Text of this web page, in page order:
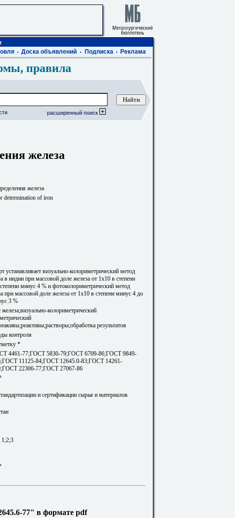
Доска объявлений Подписка Реклама
правила
расширенный поиск
железа
железа
determination of iron
устанавливает визуально-колориметрический метод
в индии при массовой доле железа от 1х10 в степени
минус 4 % и фотоколориметрический метод
при массовой доле железа от 1х10 в степени минус 4 до
3 %
колориметрический
результатов
контроля
*
4461-77;ГОСТ 5830-79;ГОСТ 6709-86;ГОСТ 9849-
11125-84;ГОСТ 12645.0-83;ГОСТ 14261-
22306-77;ГОСТ 27067-86
и сертификации сырья и материалов
1;2;3
77" в формате pdf